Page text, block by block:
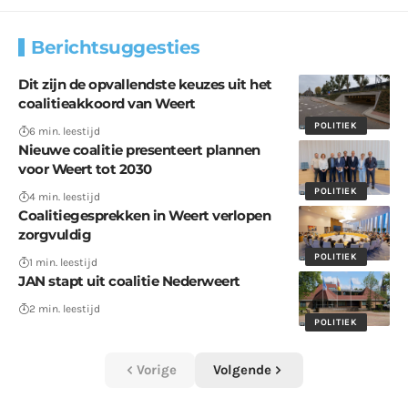
Berichtsuggesties
POLITIEK
Dit zijn de opvallendste keuzes uit het
coalitieakkoord van Weert
6 min. leestijd
POLITIEK
Nieuwe coalitie presenteert plannen
voor Weert tot 2030
4 min. leestijd
POLITIEK
Coalitiegesprekken in Weert verlopen
zorgvuldig
1 min. leestijd
POLITIEK
JAN stapt uit coalitie Nederweert
2 min. leestijd
Vorige Volgende